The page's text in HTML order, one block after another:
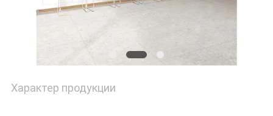
Характер продукции